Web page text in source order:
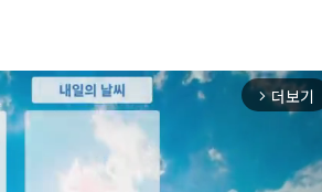
arrow_forward_ios 더보기